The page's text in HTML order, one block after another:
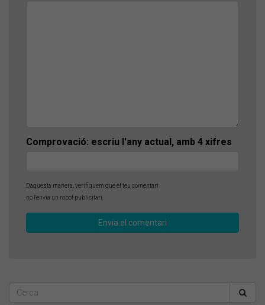
Comprovació: escriu l'any actual, amb 4 xifres
D'aquesta manera, verifiquem que el teu comentari
no l'envia un robot publicitari.